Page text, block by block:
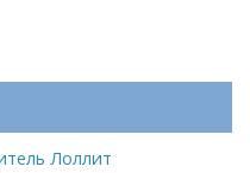
Лоллит